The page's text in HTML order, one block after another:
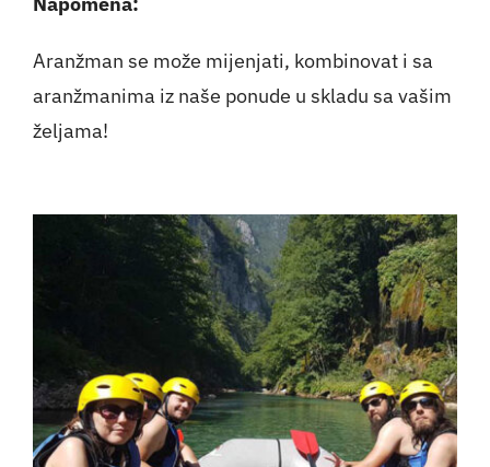
Aranžman se može mijenjati, kombinovat i sa
aranžmanima iz naše ponude u skladu sa vašim
željama!